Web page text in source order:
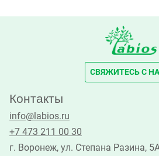
СВЯЖИТЕСЬ С
Контакты
info@labios.ru
+7 473 211 00 30
г. Воронеж, ул. Степана Разина,